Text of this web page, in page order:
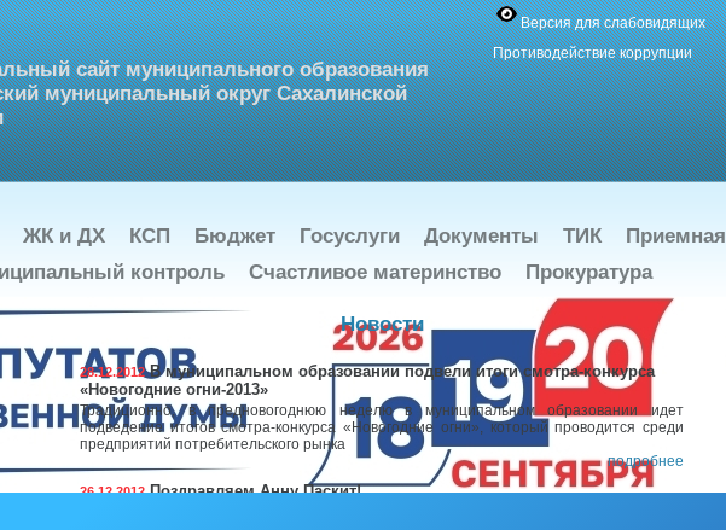
сайт муниципального образования
муниципальный округ Сахалинской
Версия для слабовидящих
Противодействие коррупции
ЖК и ДХ КСП Бюджет Госуслуги Документы ТИК
Приемная
контроль Счастливое материнство Прокуратура
Новости
28.12.2012В муниципальном образовании подвели итоги смотра-конкурса
«Новогодние огни-2013»
Традиционно, в предновогоднюю неделю в муниципальном образовании идет
подведение итогов смотра-конкурса «Новогодние огни», который проводится среди
предприятий потребительского рынка
подробнее
26.12.2012Поздравляем Анну Паскит!